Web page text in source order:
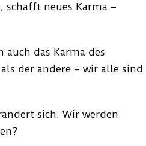
neues Karma –
das Karma des
der andere – wir alle sind
sich. Wir werden